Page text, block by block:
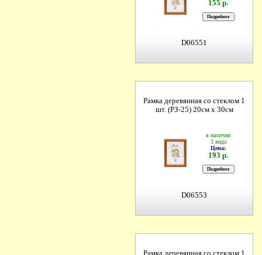
155 р.
D06551
Рамка деревянная со стеклом 1
шт. (РЗ-25) 20см х 30см
в наличии
3 вида
Цена:
193 р.
D06553
Рамка деревянная со стеклом 1